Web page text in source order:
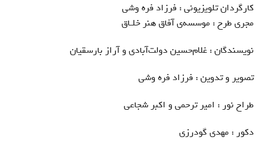
کارگردان تلویزیونی : فرزاد فره وشی
مجری طرح : موسسه‌ی آفاق هنر خلـاق
نویسندگان : غلام‌حسین دولت‌آبادی و آراز بارسقیان
تصویر و تدوین‌ : فرزاد فره وشی
طراح نور : امیر ترحمی و اکبر شجاعی
دکور : مهدی گودرزی